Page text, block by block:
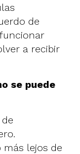
de
a recibir
se puede
lejos de